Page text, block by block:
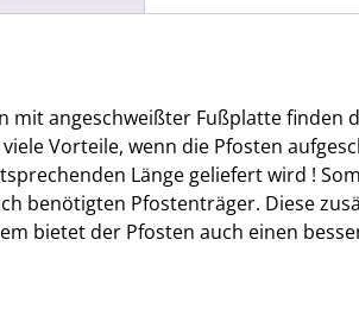
mit angeschweißter Fußplatte
Vorteile, wenn die Pfosten
Länge geliefert wird !
benötigten Pfostenträger. Diese
bietet der Pfosten auch einen